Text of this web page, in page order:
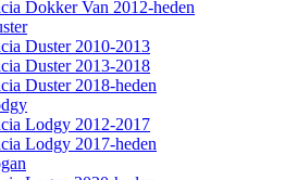
Dokker Van 2012-heden
Duster 2010-2013
Duster 2013-2018
Duster 2018-heden
Lodgy 2012-2017
Lodgy 2017-heden